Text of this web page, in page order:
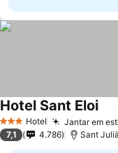
3 EstrelasHotel Jantar em
Hotel Sant EloiVer
7,1 4.786 Sant